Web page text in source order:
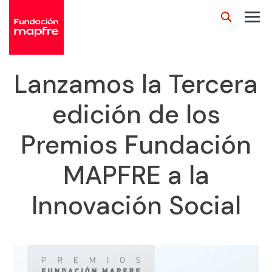
Lanzamos la Tercera
edición de los
Premios Fundación
MAPFRE a la
Innovación Social